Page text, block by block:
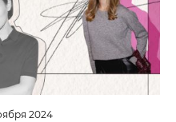
2024